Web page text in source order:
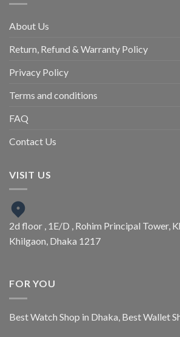
About Us
Return, Refund & Warranty Policy
Privacy Policy
Terms and conditions
FAQ
Contact Us
VISIT US
2d floor , 1E/D , Rohim Principal Tower,
Khilgaon, Dhaka 1217
FOR YOU
Best Watch Shop in Dhaka, Best Wallet